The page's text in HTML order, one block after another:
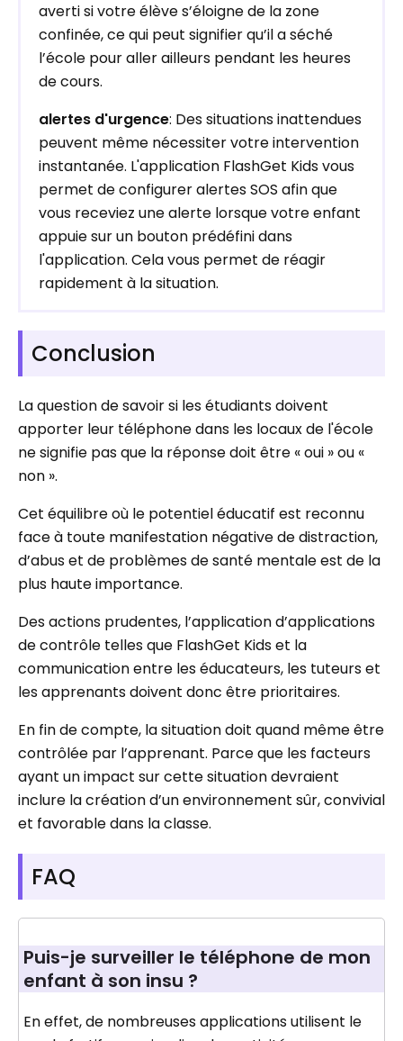
averti si votre élève s’éloigne de la zone
confinée, ce qui peut signifier qu’il a séché
l’école pour aller ailleurs pendant les heures
de cours.
alertes d'urgence: Des situations inattendues
peuvent même nécessiter votre intervention
instantanée. L'application FlashGet Kids vous
permet de configurer alertes SOS afin que
vous receviez une alerte lorsque votre enfant
appuie sur un bouton prédéfini dans
l'application. Cela vous permet de réagir
rapidement à la situation.
Conclusion
La question de savoir si les étudiants doivent
apporter leur téléphone dans les locaux de l'école
ne signifie pas que la réponse doit être « oui » ou «
non ».
Cet équilibre où le potentiel éducatif est reconnu
face à toute manifestation négative de distraction,
d’abus et de problèmes de santé mentale est de la
plus haute importance.
Des actions prudentes, l’application d’applications
de contrôle telles que FlashGet Kids et la
communication entre les éducateurs, les tuteurs et
les apprenants doivent donc être prioritaires.
En fin de compte, la situation doit quand même être
contrôlée par l’apprenant. Parce que les facteurs
ayant un impact sur cette situation devraient
inclure la création d’un environnement sûr, convivial
et favorable dans la classe.
FAQ
Puis-je surveiller le téléphone de mon
enfant à son insu ?
En effet, de nombreuses applications utilisent le